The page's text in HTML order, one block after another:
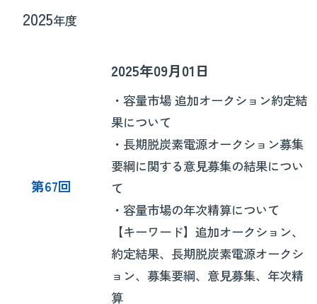
2025年度
第67回
2025年09月01日
・容量市場 追加オークション約定結
果について
・長期脱炭素電源オークション募集
要綱に関する意見募集の結果につい
て
・容量市場の年次精算について
【キーワード】追加オークション、
約定結果、長期脱炭素電源オークシ
ョン、募集要綱、意見募集、年次精
算